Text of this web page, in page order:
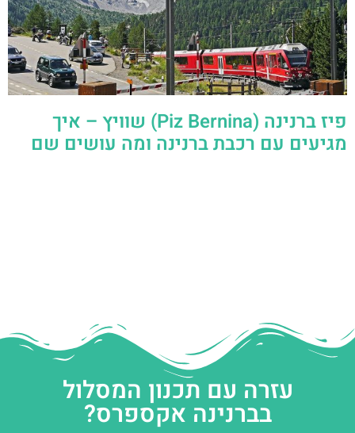
פיז ברנינה (Piz Bernina) שוויץ – איך
מגיעים עם רכבת ברנינה ומה עושים שם
עזרה עם תכנון המסלול
בברנינה אקספרס?